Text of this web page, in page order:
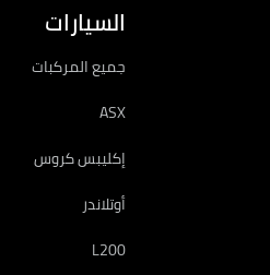
السيارات
جميع المركبات
ASX
إكليبس كروس
أوتلاندر
L200